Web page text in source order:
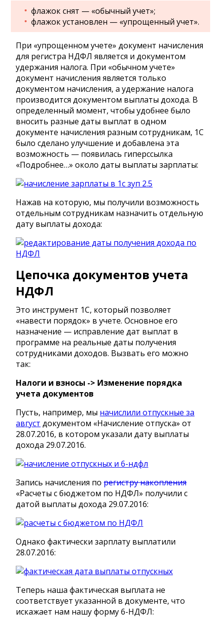
флажок снят — «обычный учет»;
флажок установлен — «упрощенный учет».
При «упрощенном учете» документ начисления
для регистра НДФЛ является и документом
удержания налога. При «обычном учете»
документ начисления является только
документом начисления, а удержание налога
производится документом выплаты дохода. В
определенный момент, чтобы удобнее было
вносить разные даты выплат в одном
документе начисления разным сотрудникам, 1С
было сделано улучшение и добавлена эта
возможность — появилась гиперссылка
«Подробнее…» около даты выплаты зарплаты:
Нажав на которую, мы получили возможность
отдельным сотрудникам назначить отдельную
дату выплаты дохода:
Цепочка документов учета
НДФЛ
Это инструмент 1С, который позволяет
«навести порядок» в учете. Основное его
назначение — исправление дат выплат в
программе на реальные даты получения
сотрудниками доходов. Вызвать его можно
так:
Налоги и взносы -> Изменение порядка
учета документов
Пусть, например, мы начислили отпускные за
август документом «Начисление отпуска» от
28.07.2016, в котором указали дату выплаты
дохода 29.07.2016.
Запись начисления порегистру накопления
«Расчеты с бюджетом по НДФЛ» получили с
датой выплаты дохода 29.07.2016:
Однако фактически зарплату выплатили
28.07.2016:
Теперь наша фактическая выплата не
соответствует указанной в документе, что
искажает нам нашу форму 6-НДФЛ: